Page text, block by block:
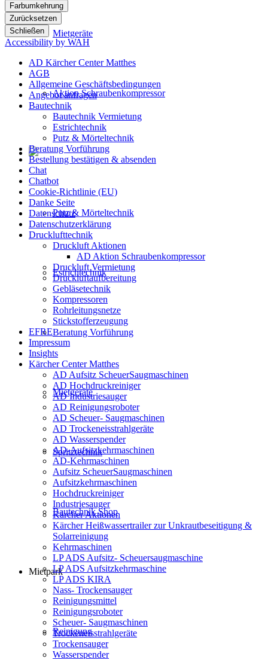
Mietgeräte
Aktion Schraubenkompressor
Putz & Mörteltechnik
Estrichtechnik
Beratung Vorführung
Mietgeräte
Spritztechnik
Bautechnik Shop
Mietpark
Reinigung
Farbumkehrung
Zurücksetzen
Schließen
Accessibility by WAH
AD Kärcher Center Matthes
AGB
Allgemeine Geschäftsbedingungen
Angebot anfragen
Bautechnik
Bautechnik Vermietung
Estrichtechnik
Putz & Mörteltechnik
Beratung Vorführung
Bestellung bestätigen & absenden
Chat
Chatbot
Cookie-Richtlinie (EU)
Danke Seite
Datenschutz
Datenschutzerklärung
Drucklufttechnik
Druckluft Aktionen
AD Aktion Schraubenkompressor
Druckluft Vermietung
Druckluftaufbereitung
Gebläsetechnik
Kompressoren
Rohrleitungsnetze
Stickstofferzeugung
EFRE
Impressum
Insights
Kärcher Center Matthes
AD Aufsitz ScheuerSaugmaschinen
AD Hochdruckreiniger
AD Industriesauger
AD Reinigungsroboter
AD Scheuer- Saugmaschinen
AD Trockeneisstrahlgeräte
AD Wasserspender
AD-Aufsitzkehrmaschinen
AD-Kehrmaschinen
Aufsitz ScheuerSaugmaschinen
Aufsitzkehrmaschinen
Hochdruckreiniger
Industriesauger
Kärcher Aktionen
Kärcher Heißwassertrailer zur Unkrautbeseitigung &
Solarreinigung
Kehrmaschinen
LP ADS Aufsitz- Scheuersaugmaschine
LP ADS Aufsitzkehrmaschine
LP ADS KIRA
Nass- Trockensauger
Reinigungsmittel
Reinigungsroboter
Scheuer- Saugmaschinen
Trockeneisstrahlgeräte
Trockensauger
Wasserspender